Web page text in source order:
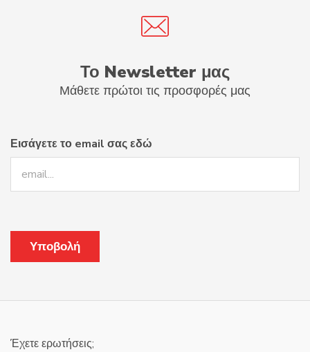
Το Newsletter μας
Μάθετε πρώτοι τις προσφορές μας
Εισάγετε το email σας εδώ
Έχετε ερωτήσεις;